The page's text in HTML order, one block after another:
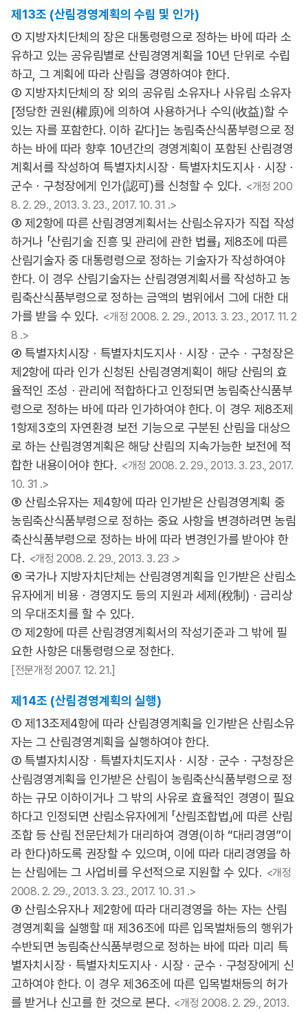
제13조 (산림경영계획의 수립 및 인가)
① 지방자치단체의 장은 대통령령으로 정하는 바에 따라 소
유하고 있는 공유림별로 산림경영계획을 10년 단위로 수립
하고, 그 계획에 따라 산림을 경영하여야 한다.
② 지방자치단체의 장 외의 공유림 소유자나 사유림 소유자
[정당한 권원(權原)에 의하여 사용하거나 수익(收益)할 수
있는 자를 포함한다. 이하 같다]는 농림축산식품부령으로 정
하는 바에 따라 향후 10년간의 경영계획이 포함된 산림경영
계획서를 작성하여 특별자치시장ㆍ특별자치도지사ㆍ시장ㆍ
군수ㆍ구청장에게 인가(認可)를 신청할 수 있다. <개정 200
8. 2. 29., 2013. 3. 23., 2017. 10. 31 .>
③ 제2항에 따른 산림경영계획서는 산림소유자가 직접 작성
하거나 「산림기술 진흥 및 관리에 관한 법률」 제8조에 따른
산림기술자 중 대통령령으로 정하는 기술자가 작성하여야
한다. 이 경우 산림기술자는 산림경영계획서를 작성하고 농
림축산식품부령으로 정하는 금액의 범위에서 그에 대한 대
가를 받을 수 있다. <개정 2008. 2. 29., 2013. 3. 23., 2017. 11. 2
8 .>
④ 특별자치시장ㆍ특별자치도지사ㆍ시장ㆍ군수ㆍ구청장은
제2항에 따라 인가 신청된 산림경영계획이 해당 산림의 효
율적인 조성ㆍ관리에 적합하다고 인정되면 농림축산식품부
령으로 정하는 바에 따라 인가하여야 한다. 이 경우 제8조제
1항제3호의 자연환경 보전 기능으로 구분된 산림을 대상으
로 하는 산림경영계획은 해당 산림의 지속가능한 보전에 적
합한 내용이어야 한다. <개정 2008. 2. 29., 2013. 3. 23., 2017.
10. 31 .>
⑤ 산림소유자는 제4항에 따라 인가받은 산림경영계획 중
농림축산식품부령으로 정하는 중요 사항을 변경하려면 농림
축산식품부령으로 정하는 바에 따라 변경인가를 받아야 한
다. <개정 2008. 2. 29., 2013. 3. 23 .>
⑥ 국가나 지방자치단체는 산림경영계획을 인가받은 산림소
유자에게 비용ㆍ경영지도 등의 지원과 세제(稅制)ㆍ금리상
의 우대조치를 할 수 있다.
⑦ 제2항에 따른 산림경영계획서의 작성기준과 그 밖에 필
요한 사항은 대통령령으로 정한다.
[전문개정 2007. 12. 21.]
제14조 (산림경영계획의 실행)
① 제13조제4항에 따라 산림경영계획을 인가받은 산림소유
자는 그 산림경영계획을 실행하여야 한다.
② 특별자치시장ㆍ특별자치도지사ㆍ시장ㆍ군수ㆍ구청장은
산림경영계획을 인가받은 산림이 농림축산식품부령으로 정
하는 규모 이하이거나 그 밖의 사유로 효율적인 경영이 필요
하다고 인정되면 산림소유자에게 「산림조합법」에 따른 산림
조합 등 산림 전문단체가 대리하여 경영(이하 “대리경영”이
라 한다)하도록 권장할 수 있으며, 이에 따라 대리경영을 하
는 산림에는 그 사업비를 우선적으로 지원할 수 있다. <개정
2008. 2. 29., 2013. 3. 23., 2017. 10. 31 .>
③ 산림소유자나 제2항에 따라 대리경영을 하는 자는 산림
경영계획을 실행할 때 제36조에 따른 입목벌채등의 행위가
수반되면 농림축산식품부령으로 정하는 바에 따라 미리 특
별자치시장ㆍ특별자치도지사ㆍ시장ㆍ군수ㆍ구청장에게 신
고하여야 한다. 이 경우 제36조에 따른 입목벌채등의 허가
를 받거나 신고를 한 것으로 본다. <개정 2008. 2. 29., 2013.